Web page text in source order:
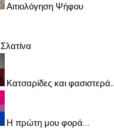
Αιτιολόγηση Ψήφου
Σλατίνα
Κατσαρίδες και φασιστερά..
Η πρώτη μου φορά…